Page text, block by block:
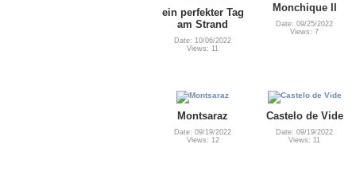
ein perfekter Tag
am Strand
Date: 10/06/2022
Views: 11
Monchique II
Date: 09/25/2022
Views: 7
Montsaraz
Date: 09/19/2022
Views: 12
Castelo de Vide
Date: 09/19/2022
Views: 11